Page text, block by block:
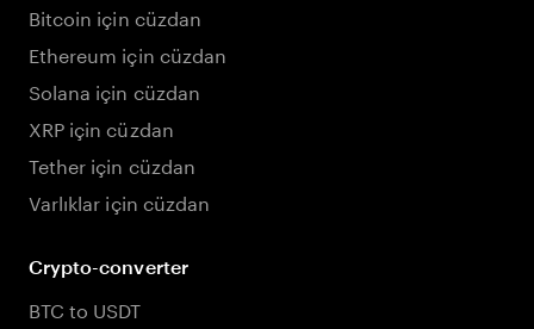
Bitcoin için cüzdan
Ethereum için cüzdan
Solana için cüzdan
XRP için cüzdan
Tether için cüzdan
Varlıklar için cüzdan
Crypto-converter
BTC to USDT